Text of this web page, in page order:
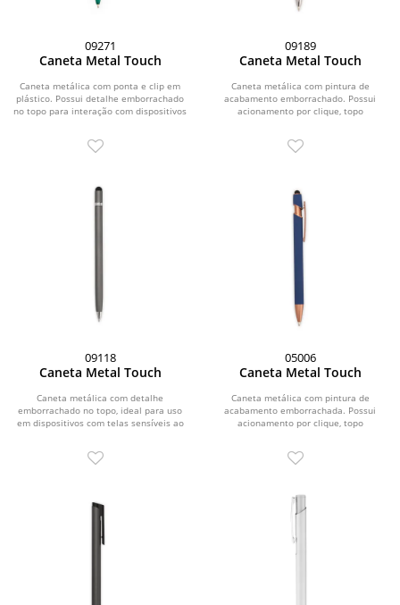
09271
Caneta Metal Touch
Caneta metálica com ponta e clip em
plástico. Possui detalhe emborrachado
no topo para interação com dispositivos
09189
Caneta Metal Touch
Caneta metálica com pintura de
acabamento emborrachado. Possui
acionamento por clique, topo
09118
Caneta Metal Touch
Caneta metálica com detalhe
emborrachado no topo, ideal para uso
em dispositivos com telas sensíveis ao
05006
Caneta Metal Touch
Caneta metálica com pintura de
acabamento emborrachada. Possui
acionamento por clique, topo